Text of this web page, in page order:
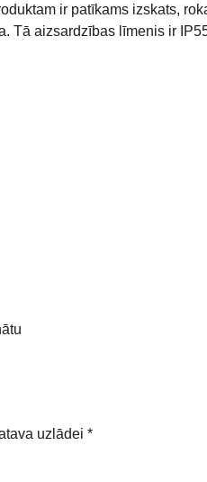
ir patīkams izskats,
Tā aizsardzības līmenis ir
uzlādei *